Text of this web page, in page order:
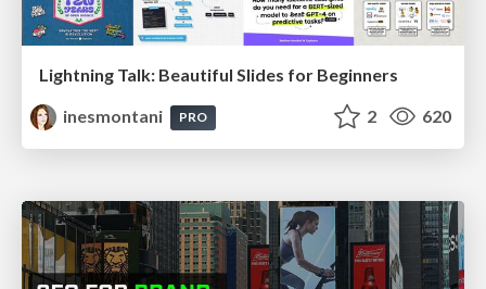
Lightning Talk: Beautiful Slides for Beginners
inesmontani
PRO 2 620